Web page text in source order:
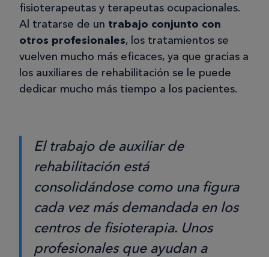
fisioterapeutas y terapeutas ocupacionales.
Al tratarse de un trabajo conjunto con
otros profesionales, los tratamientos se
vuelven mucho más eficaces, ya que gracias a
los auxiliares de rehabilitación se le puede
dedicar mucho más tiempo a los pacientes.
El trabajo de auxiliar de
rehabilitación está
consolidándose como una figura
cada vez más demandada en los
centros de fisioterapia. Unos
profesionales que ayudan a